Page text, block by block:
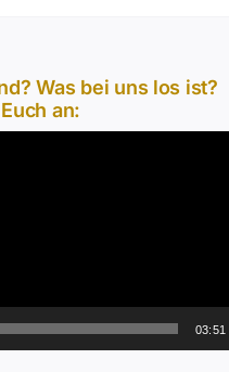
Was bei uns los ist?
an:
03:51